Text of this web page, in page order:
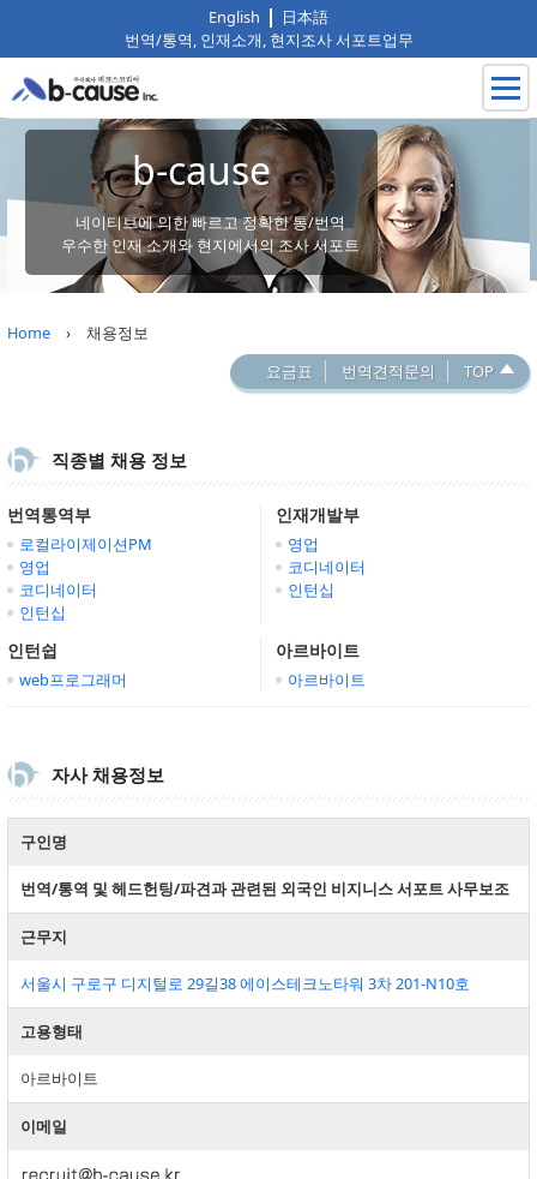
번역/통역, 인재소개, 현지조사 서포트업무
English 日本語
b-cause
네이티브에 의한 빠르고 정확한 통/번역
우수한 인재 소개와 현지에서의 조사 서포트
Home › 채용정보
요금표
번역견적문의 TOP
직종별 채용 정보
번역통역부
로컬라이제이션PM
영업
코디네이터
인턴십
인재개발부
영업
코디네이터
인턴십
인턴쉽
web프로그래머
아르바이트
아르바이트
자사 채용정보
구인명
번역/통역 및 헤드헌팅/파견과 관련된 외국인 비지니스 서포트 사무보조
근무지
서울시 구로구 디지털로 29길38 에이스테크노타워 3차 201-N10호
고용형태
아르바이트
이메일